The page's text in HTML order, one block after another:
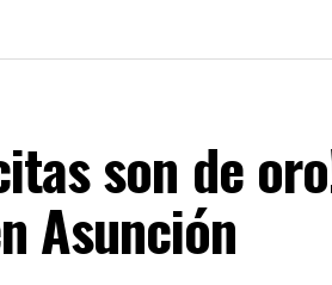
son de
Asunción